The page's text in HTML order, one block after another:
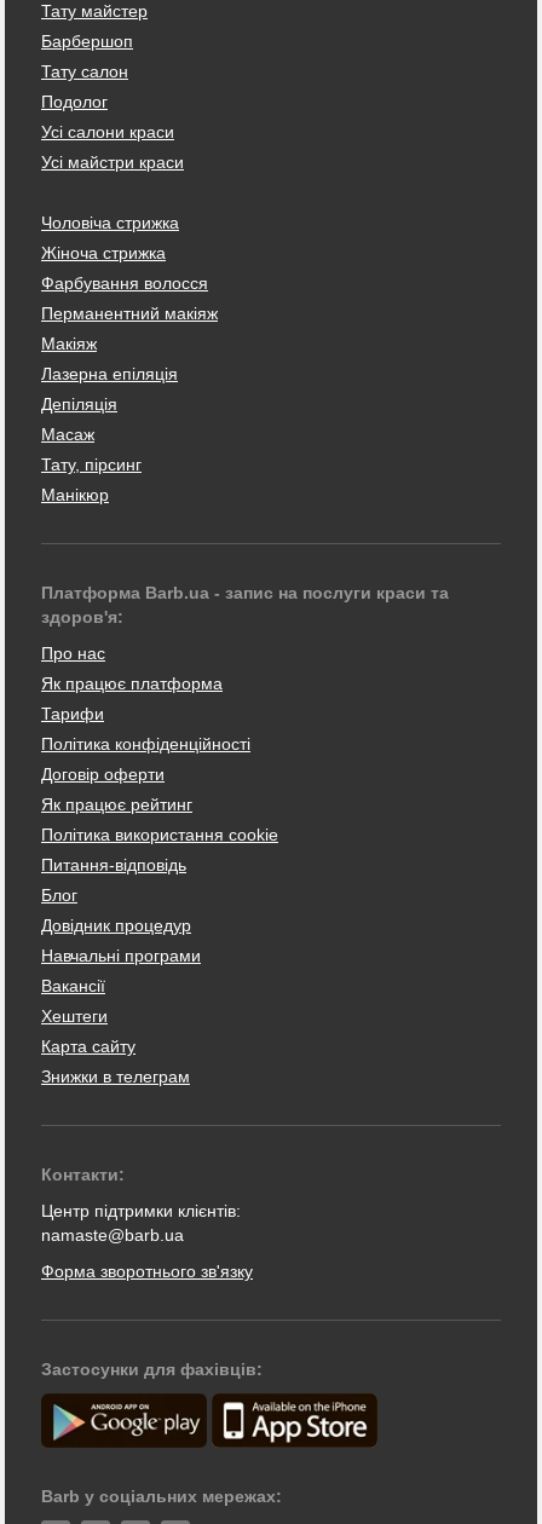
Тату майстер
Барбершоп
Тату салон
Подолог
Усі салони краси
Усі майстри краси
Чоловіча стрижка
Жіноча стрижка
Фарбування волосся
Перманентний макіяж
Макіяж
Лазерна епіляція
Депіляція
Масаж
Тату, пірсинг
Манікюр
Платформа Barb.ua - запис на послуги краси та
здоров'я:
Про нас
Як працює платформа
Тарифи
Політика конфіденційності
Договір оферти
Як працює рейтинг
Політика використання cookie
Питання-відповідь
Блог
Довідник процедур
Навчальні програми
Вакансії
Хештеги
Карта сайту
Знижки в телеграм
Контакти:
Центр підтримки клієнтів:
namaste@barb.ua
Форма зворотнього зв'язку
Застосунки для фахівців:
Barb у соціальних мережах: